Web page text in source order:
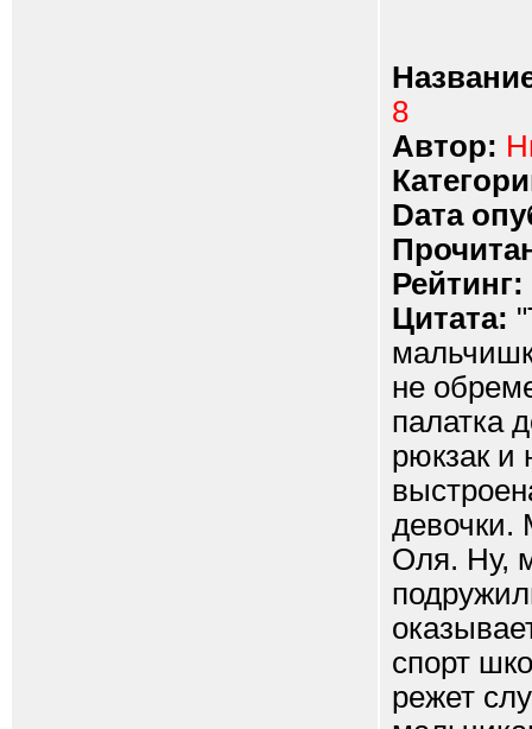
8
Автор:
Dата
Рейтинг:
Цитата:
не
палатка
рюкзак и
девочки.
Оля. Ну,
спорт
режет